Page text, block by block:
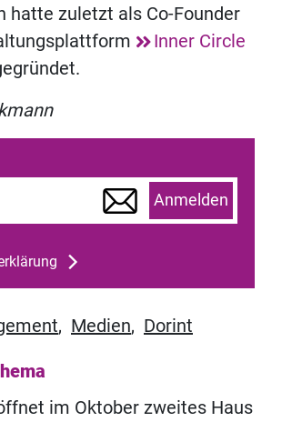
hatte zuletzt als Co-Founder
Inner Circle
Anmelden
, Medien, Dorint
im Oktober zweites Haus